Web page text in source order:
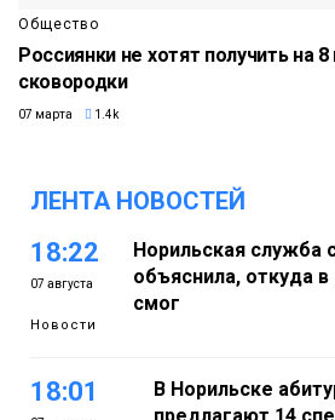
Общество
Россиянки не хотят получить на
сковородки
07 марта 1.4k
ЛЕНТА НОВОСТЕЙ
18:22
07 августа
Новости
Норильская служба
объяснила, откуда
смог
18:01
В Норильске